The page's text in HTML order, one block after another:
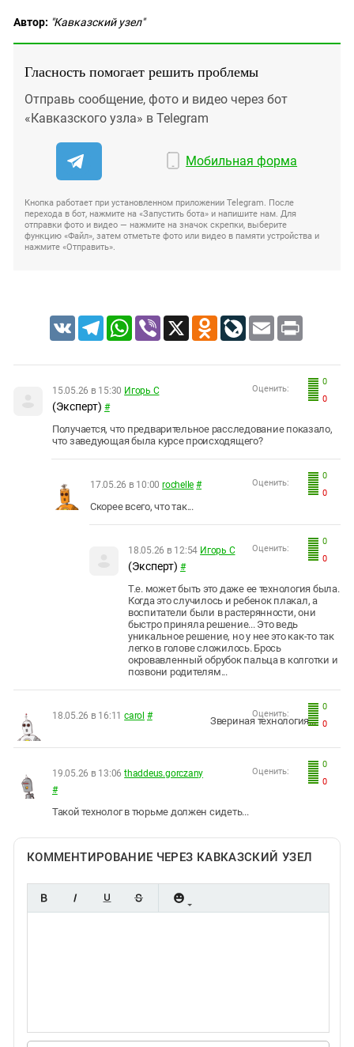
Автор: "Кавказский узел"
Гласность помогает решить проблемы
Отправь сообщение, фото и видео через бот
«Кавказского узла» в Telegram
Мобильная форма
Кнопка работает при установленном приложении Telegram. После
перехода в бот, нажмите на «Запустить бота» и напишите нам. Для
отправки фото и видео — нажмите на значок скрепки, выберите
функцию «Файл», затем отметьте фото или видео в памяти устройства и
нажмите «Отправить».
VK TelegramWhatsApp
Viber X Odnoklassniki
LiveJournal
Email Print
0
0
Оценить:
15.05.26 в 15:30 Игорь С
(Эксперт) #
Получается, что предварительное расследование показало,
что заведующая была курсе происходящего?
0
0
Оценить:
17.05.26 в 10:00 rochelle #
Скорее всего, что так...
0
0
Оценить:
18.05.26 в 12:54 Игорь С
(Эксперт) #
Т.е. может быть это даже ее технология была.
Когда это случилось и ребенок плакал, а
воспитатели были в растерянности, они
быстро приняла решение... Это ведь
уникальное решение, но у нее это как-то так
легко в голове сложилось. Брось
окровавленный обрубок пальца в колготки и
позвони родителям...
0
0
Оценить:
18.05.26 в 16:11 carol # Звериная технология...
0
0
Оценить:
19.05.26 в 13:06 thaddeus.gorczany
#
Такой технолог в тюрьме должен сидеть...
КОММЕНТИРОВАНИЕ ЧЕРЕЗ КАВКАЗСКИЙ УЗЕЛ